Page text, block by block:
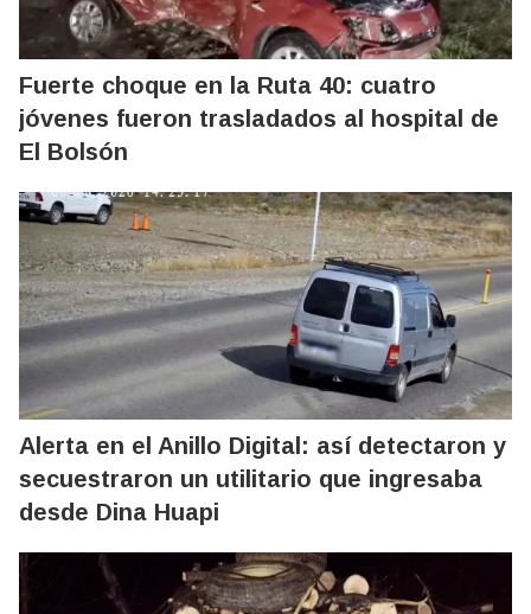
Fuerte choque en la Ruta 40: cuatro
jóvenes fueron trasladados al hospital de
El Bolsón
Alerta en el Anillo Digital: así detectaron y
secuestraron un utilitario que ingresaba
desde Dina Huapi